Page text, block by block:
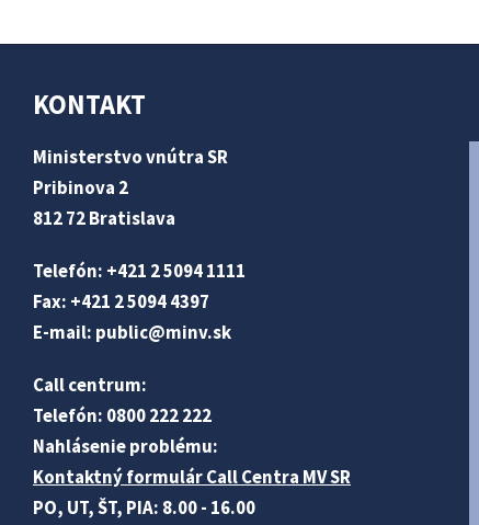
KONTAKT
Ministerstvo vnútra SR
Pribinova 2
812 72 Bratislava
Telefón: +421 2 5094 1111
Fax: +421 2 5094 4397
E-mail: public@minv.sk
Call centrum:
Telefón: 0800 222 222
Nahlásenie problému:
Kontaktný formulár Call Centra MV SR
PO, UT, ŠT, PIA: 8.00 - 16.00